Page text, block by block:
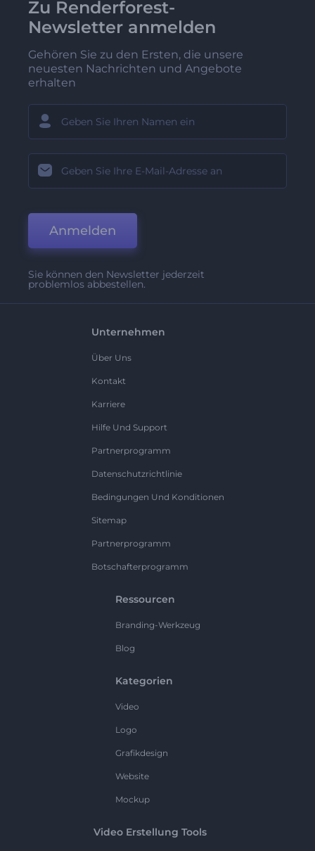
Zu Renderforest-
Newsletter anmelden
Gehören Sie zu den Ersten, die unsere
neuesten Nachrichten und Angebote
erhalten
Anmelden
Sie können den Newsletter jederzeit
problemlos abbestellen.
Unternehmen
Über Uns
Kontakt
Karriere
Hilfe Und Support
Partnerprogramm
Datenschutzrichtlinie
Bedingungen Und Konditionen
Sitemap
Partnerprogramm
Botschafterprogramm
Ressourcen
Branding-Werkzeug
Blog
Kategorien
Video
Logo
Grafikdesign
Website
Mockup
Video Erstellung Tools